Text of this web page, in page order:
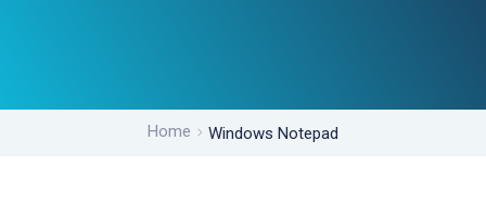
Home Windows Notepad